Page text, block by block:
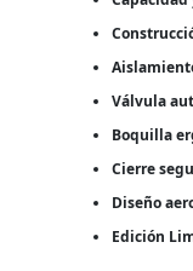
Válvula
Boquilla
Cierre
Diseño
Edición